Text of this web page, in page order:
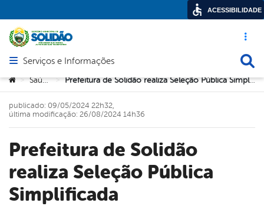
Acesso
Abrir menu principal de navegação
Serviços e Informações
Você está aqui:
> Saúde > Prefeitura de Solidão realiza Seleção Pública Simplificada
Prefeitura de Solidão
realiza Seleção Pública
Simplificada
publicado: 09/05/2024 22h32,
última modificação: 26/08/2024 14h36
ACESSIBILIDADE